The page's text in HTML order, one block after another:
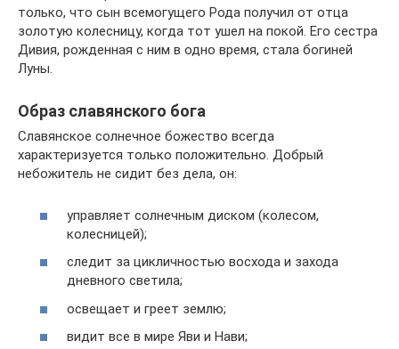
только, что сын всемогущего Рода получил от отца
золотую колесницу, когда тот ушел на покой. Его сестра
Дивия, рожденная с ним в одно время, стала богиней
Луны.
Образ славянского бога
Славянское солнечное божество всегда
характеризуется только положительно. Добрый
небожитель не сидит без дела, он:
управляет солнечным диском (колесом,
колесницей);
следит за цикличностью восхода и захода
дневного светила;
освещает и греет землю;
видит все в мире Яви и Нави;